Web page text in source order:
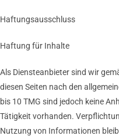
Haftungsausschluss
Haftung für Inhalte
Als Diensteanbieter sind wir
diesen Seiten nach den
bis 10 TMG sind jedoch keine
Tätigkeit vorhanden.
Nutzung von Informationen